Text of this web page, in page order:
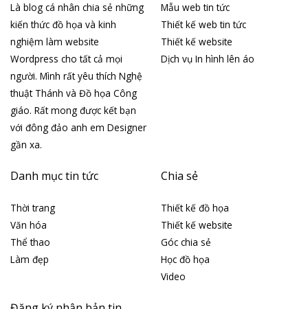
Là blog cá nhân chia sẻ những
kiến thức đồ họa và kinh
nghiệm làm website
Wordpress cho tất cả mọi
người. Mình rất yêu thích Nghệ
thuật Thánh và Đồ họa Công
giáo. Rất mong được kết bạn
với đông đảo anh em Designer
gần xa.
Mẫu web tin tức
Thiết kế web tin tức
Thiết kế website
Dịch vụ In hình lên áo
Danh mục tin tức
Thời trang
Văn hóa
Thể thao
Làm đẹp
Chia sẻ
Thiết kế đồ họa
Thiết kế website
Góc chia sẻ
Học đồ họa
Video